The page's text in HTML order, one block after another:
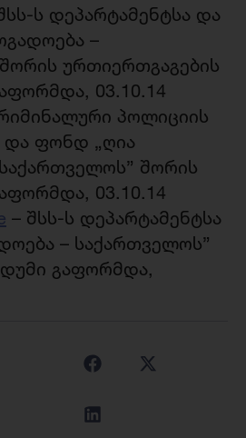
ს დეპარტამენტსა და
–
ურთიერთგაგების
03.10.14
პოლიციის
და ფონდ „ღია
შორის
03.10.14
– შსს-ს დეპარტამენტსა
– საქართველოს”
გაფორმდა,